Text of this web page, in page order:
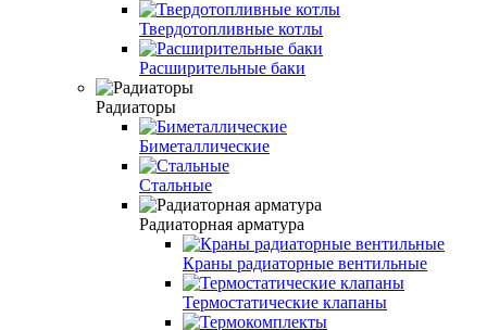
Твердотопливные котлы
Расширительные баки
Радиаторы
Биметаллические
Стальные
Радиаторная арматура
Краны радиаторные вентильные
Термостатические клапаны